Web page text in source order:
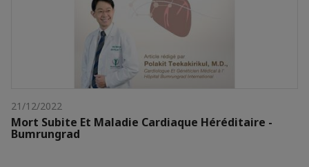
21/12/2022
Mort Subite Et Maladie Cardiaque Héréditaire -
Bumrungrad